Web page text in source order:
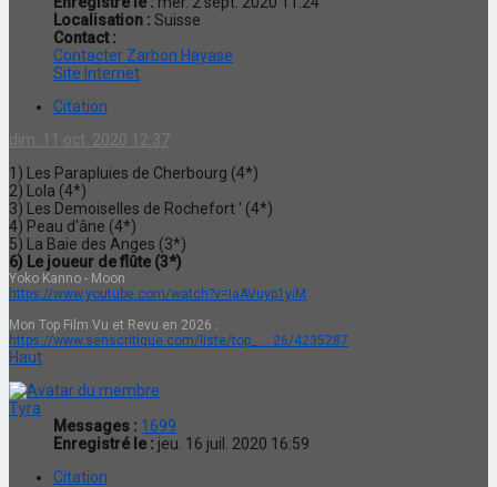
Localisation : Suisse
Contact :
Contacter Zarbon Hayase
Site Internet
Citation
dim. 11 oct. 2020 12:37
1) Les Parapluies de Cherbourg (4*)
2) Lola (4*)
3) Les Demoiselles de Rochefort ' (4*)
4) Peau d'âne (4*)
5) La Baie des Anges (3*)
6) Le joueur de flûte (3*)
Yoko Kanno - Moon
https://www.youtube.com/watch?v=IaAVuyp1yiM
Mon Top Film Vu et Revu en 2026 :
https://www.senscritique.com/liste/top_ ... 26/4235287
Haut
Tyra
Messages : 1699
Enregistré le : jeu. 16 juil. 2020 16:59
Citation